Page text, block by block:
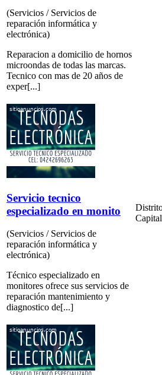
(Servicios / Servicios de
reparación informática y
electrónica)
Reparacion a domicilio de hornos
microondas de todas las marcas.
Tecnico con mas de 20 años de
exper[...]
Servicio tecnico
especializado en monito
(Servicios / Servicios de
reparación informática y
electrónica)
Técnico especializado en
monitores ofrece sus servicios de
reparación mantenimiento y
diagnostico de[...]
Capital